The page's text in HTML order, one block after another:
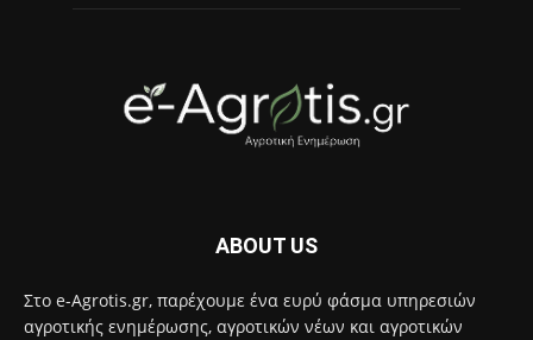
ABOUT US
Στο e-Agrotis.gr, παρέχουμε ένα ευρύ φάσμα υπηρεσιών
αγροτικής ενημέρωσης, αγροτικών νέων και αγροτικών